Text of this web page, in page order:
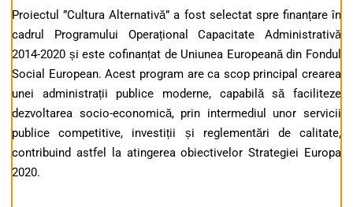
Proiectul ”Cultura Alternativă” a fost selectat spre finanțare în
cadrul Programului Operațional Capacitate Administrativă
2014-2020 și este cofinanțat de Uniunea Europeană din Fondul
Social European. Acest program are ca scop principal crearea
unei administrații publice moderne, capabilă să faciliteze
dezvoltarea socio-economică, prin intermediul unor servicii
publice competitive, investiții și reglementări de calitate,
contribuind astfel la atingerea obiectivelor Strategiei Europa
2020.